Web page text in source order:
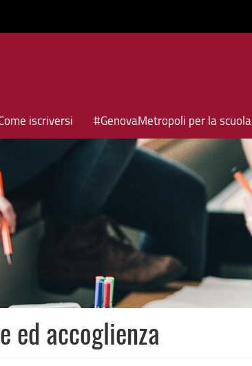
iscriversi #GenovaMetropoli per la scuola
ed accoglienza